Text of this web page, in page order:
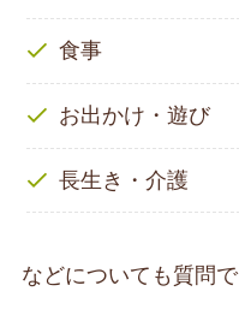
食事
お出かけ・遊び
長生き・介護
などについても質問で